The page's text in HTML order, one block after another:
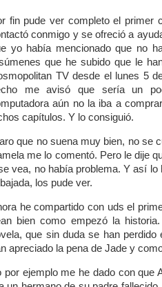
fin pude ver completo el primer
conmigo y se ofreció a
yo había mencionado que no
que he subido que le
TV desde el lunes 5
me avisó que sería un
aún no la iba a
capítulos. Y lo consiguió.
que no suena muy bien, no se
me lo comentó. Pero le dije
vea, no había problema. Y así
bajada, los pude ver.
he compartido con uds el
bien como empezó la
que sin duda se han
apreciado la pena de Jade y
por ejemplo me he dado con que